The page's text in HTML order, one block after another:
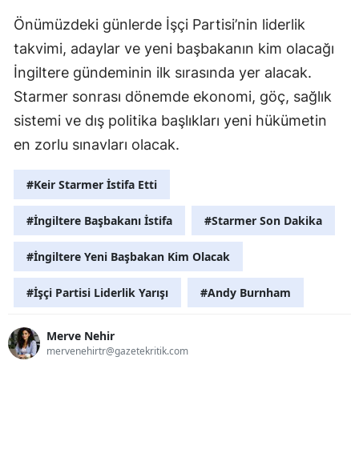
Önümüzdeki günlerde İşçi Partisi’nin liderlik
takvimi, adaylar ve yeni başbakanın kim olacağı
İngiltere gündeminin ilk sırasında yer alacak.
Starmer sonrası dönemde ekonomi, göç, sağlık
sistemi ve dış politika başlıkları yeni hükümetin
en zorlu sınavları olacak.
#Keir Starmer İstifa Etti
#İngiltere Başbakanı İstifa #Starmer Son Dakika
#İngiltere Yeni Başbakan Kim Olacak
#İşçi Partisi Liderlik Yarışı #Andy Burnham
Merve Nehir
mervenehirtr@gazetekritik.com